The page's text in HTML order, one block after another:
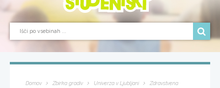
Domov Zbirka gradiv Univerza v Ljubljani
Zdravstvena